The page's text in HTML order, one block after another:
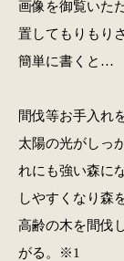
画像を御覧いた
置してもりもり
簡単に書くと…
間伐等お手入れ
太陽の光がしっ
れにも強い森に
しやすくなり森
高齢の木を間伐
がる。※1